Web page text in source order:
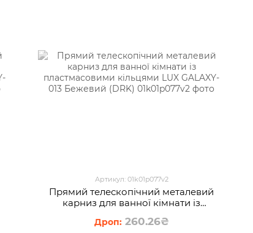
Артикул: 01k01p077v2
Прямий телескопічний металевий
карниз для ванної кімнати із
GALAXY-013 Бежевий (DRK)
260.26₴